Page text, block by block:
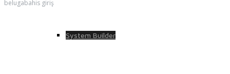
System Builder
belugabahis giriş